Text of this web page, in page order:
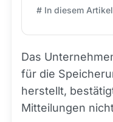
# In diesem Artikel
Das
für die
herstellt,
Mitteilungen